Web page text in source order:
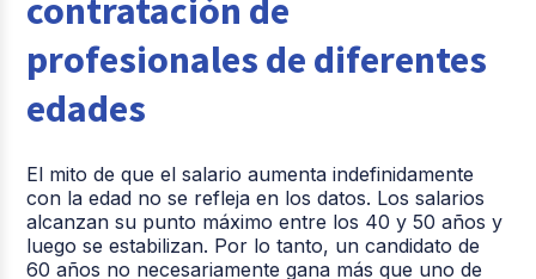
contratación de
profesionales de diferentes
edades
El mito de que el salario aumenta indefinidamente
con la edad no se refleja en los datos. Los salarios
alcanzan su punto máximo entre los 40 y 50 años y
luego se estabilizan. Por lo tanto, un candidato de
60 años no necesariamente gana más que uno de